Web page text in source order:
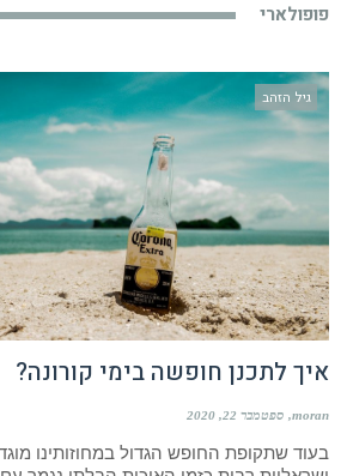
פופולארי
גיל הזהב
איך לתכנן חופשה בימי קורונה?
moran ספטמבר 22, 2020
בעוד שתקופת החופש הגדול במחוזותינו